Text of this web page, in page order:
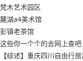
梵木艺术园区
麓湖a4美术馆
彭镇老茶馆
这些你一个个的去网上查吧
【综述】重庆四川自由行